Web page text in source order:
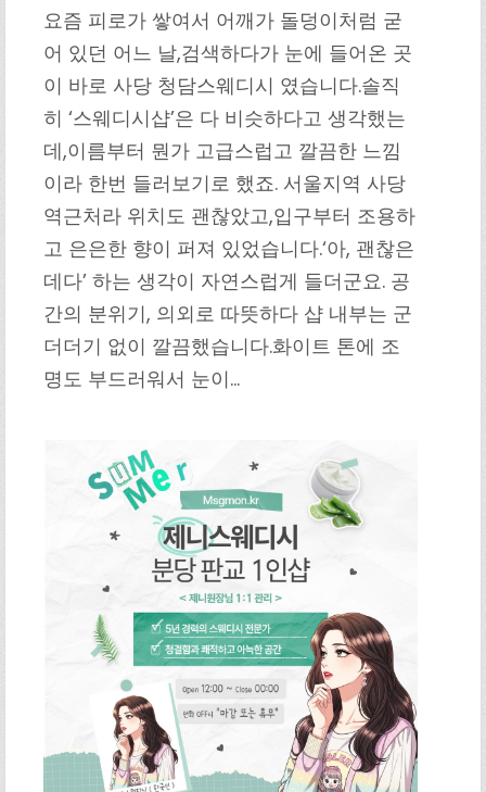
요즘 피로가 쌓여서 어깨가 돌덩이처럼 굳
어 있던 어느 날,검색하다가 눈에 들어온 곳
이 바로 사당 청담스웨디시 였습니다.솔직
히 ‘스웨디시샵’은 다 비슷하다고 생각했는
데,이름부터 뭔가 고급스럽고 깔끔한 느낌
이라 한번 들러보기로 했죠. 서울지역 사당
역근처라 위치도 괜찮았고,입구부터 조용하
고 은은한 향이 퍼져 있었습니다.‘아, 괜찮은
데다’ 하는 생각이 자연스럽게 들더군요. 공
간의 분위기, 의외로 따뜻하다 샵 내부는 군
더더기 없이 깔끔했습니다.화이트 톤에 조
명도 부드러워서 눈이…